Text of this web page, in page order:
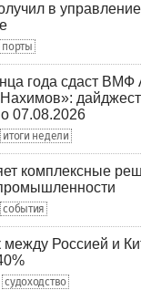
в
порты
года сдаст
дайджест
07.08.2026
итоги недели
комплексные
события
между Россией и
судоходство